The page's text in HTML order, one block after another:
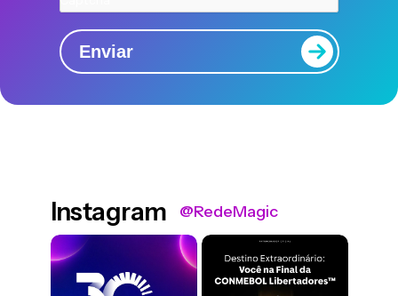
Enviar
Instagram @RedeMagic